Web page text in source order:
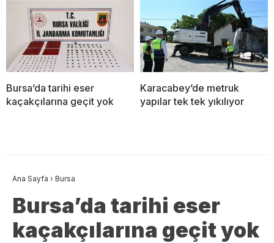
Bursa’da tarihi eser
kaçakçılarına geçit yok
Karacabey’de metruk
yapılar tek tek yıkılıyor
Ana Sayfa › Bursa
Bursa’da tarihi eser
kaçakçılarına geçit yok